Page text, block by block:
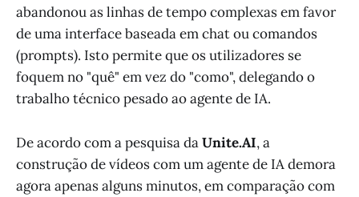
abandonou as linhas de tempo complexas em favor
de uma interface baseada em chat ou comandos
(prompts). Isto permite que os utilizadores se
foquem no "quê" em vez do "como", delegando o
trabalho técnico pesado ao agente de IA.
De acordo com a pesquisa daUnite.AI, a
construção de vídeos com um agente de IA demora
agora apenas alguns minutos, em comparação com